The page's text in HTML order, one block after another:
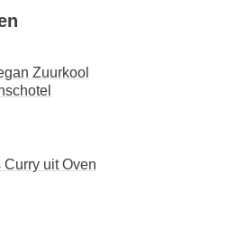
Zuurkool
Curry uit Oven